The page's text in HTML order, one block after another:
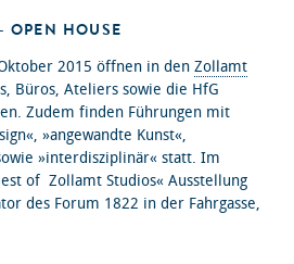
OPEN HOUSE
2015 öffnen in denZollamt
Büros, Ateliers sowie die HfG
Zudem finden Führungen mit
»angewandte Kunst«,
»interdisziplinär« statt. Im
of Zollamt Studios« Ausstellung
des Forum 1822 in der Fahrgasse,